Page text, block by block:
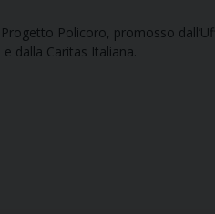
Policoro, promosso
dalla Caritas Italiana.